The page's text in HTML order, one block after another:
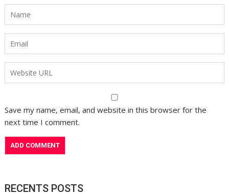
Save my name, email, and website in this browser for the
next time I comment.
RECENTS POSTS